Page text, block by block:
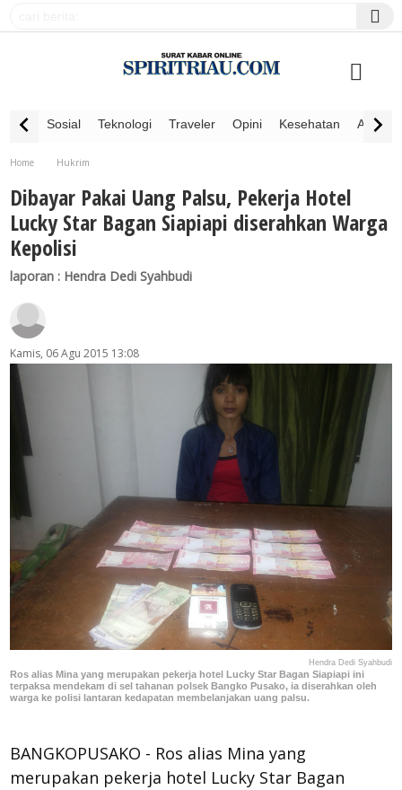
Sosial Teknologi Traveler Opini Kesehatan
Home
Hukrim
Kepolisi
Dibayar Pakai Uang Palsu, Pekerja Hotel
Lucky Star Bagan Siapiapi diserahkan Warga
Kepolisi
laporan : Hendra Dedi Syahbudi
Kamis, 06 Agu 2015 13:08
Hendra Dedi Syahbudi
Ros alias Mina yang merupakan pekerja hotel Lucky Star Bagan Siapiapi ini
terpaksa mendekam di sel tahanan polsek Bangko Pusako, ia diserahkan oleh
warga ke polisi lantaran kedapatan membelanjakan uang palsu.
BANGKOPUSAKO - Ros alias Mina yang
merupakan pekerja hotel Lucky Star Bagan